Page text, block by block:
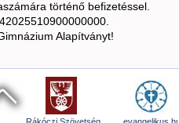
történő befizetéssel.
Alapítványt!